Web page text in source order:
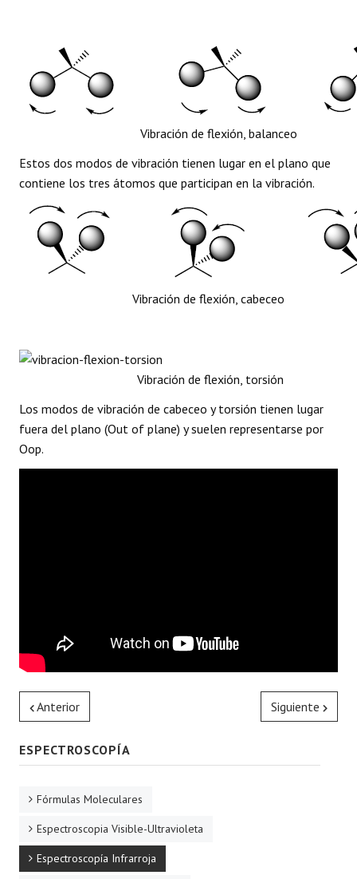
Vibración de flexión, balanceo
Estos dos modos de vibración tienen lugar en el plano que
contiene los tres átomos que participan en la vibración.
Vibración de flexión, cabeceo
Vibración de flexión, torsión
Los modos de vibración de cabeceo y torsión tienen lugar
fuera del plano (Out of plane) y suelen representarse por
Oop.
Anterior Siguiente
ESPECTROSCOPÍA
Fórmulas Moleculares
Espectroscopia Visible-Ultravioleta
Espectroscopía Infrarroja